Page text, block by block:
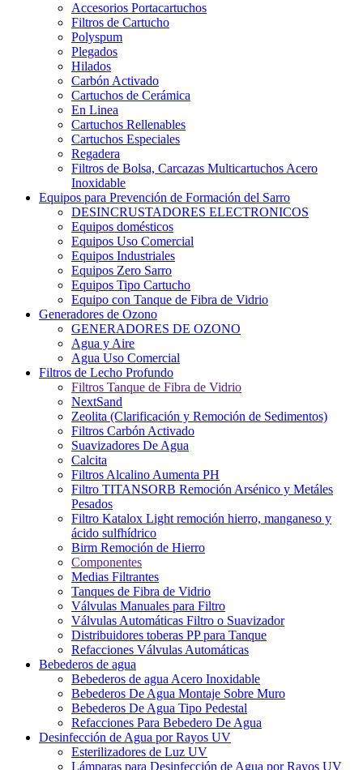
Accesorios Portacartuchos
Filtros de Cartucho
Polyspum
Plegados
Hilados
Carbón Activado
Cartuchos de Cerámica
En Linea
Cartuchos Rellenables
Cartuchos Especiales
Regadera
Filtros de Bolsa, Carcazas Multicartuchos Acero
Inoxidable
Equipos para Prevención de Formación del Sarro
DESINCRUSTADORES ELECTRONICOS
Equipos domésticos
Equipos Uso Comercial
Equipos Industriales
Equipos Zero Sarro
Equipos Tipo Cartucho
Equipo con Tanque de Fibra de Vidrio
Generadores de Ozono
GENERADORES DE OZONO
Agua y Aire
Agua Uso Comercial
Filtros de Lecho Profundo
Filtros Tanque de Fibra de Vidrio
NextSand
Zeolita (Clarificación y Remoción de Sedimentos)
Filtros Carbón Activado
Suavizadores De Agua
Calcita
Filtros Alcalino Aumenta PH
Filtro TITANSORB Remoción Arsénico y Metáles
Pesados
Filtro Katalox Light remoción hierro, manganeso y
ácido sulfhídrico
Birm Remoción de Hierro
Componentes
Medias Filtrantes
Tanques de Fibra de Vidrio
Válvulas Manuales para Filtro
Válvulas Automáticas Filtro o Suavizador
Distribuidores toberas PP para Tanque
Refacciones Válvulas Automáticas
Bebederos de agua
Bebederos de agua Acero Inoxidable
Bebederos De Agua Montaje Sobre Muro
Bebederos De Agua Tipo Pedestal
Refacciones Para Bebedero De Agua
Desinfección de Agua por Rayos UV
Esterilizadores de Luz UV
Lámparas para Desinfección de Agua por Rayos UV